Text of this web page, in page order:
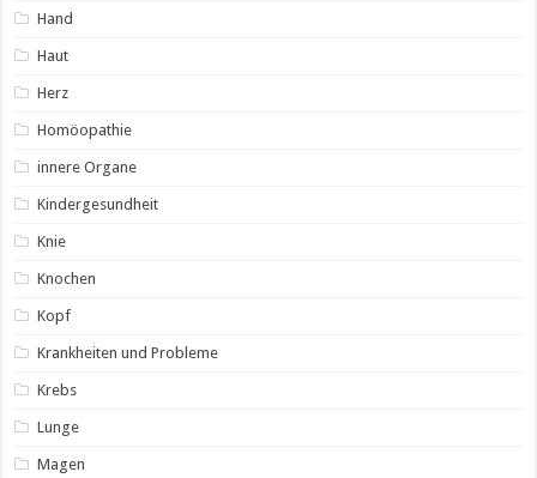
Hand
Haut
Herz
Homöopathie
innere Organe
Kindergesundheit
Knie
Knochen
Kopf
Krankheiten und Probleme
Krebs
Lunge
Magen